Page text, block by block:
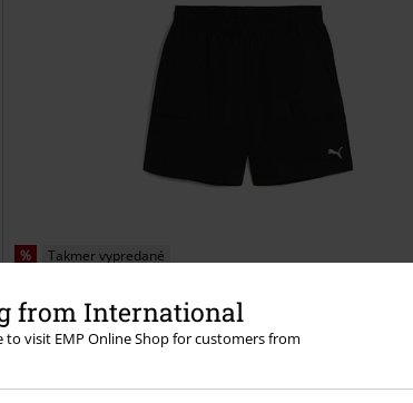
from International
to visit EMP Online Shop for customers from
% Takmer vypredané
€ 30,39
WARDROBE ESS Relaxed Cargo Shorts 6 WV